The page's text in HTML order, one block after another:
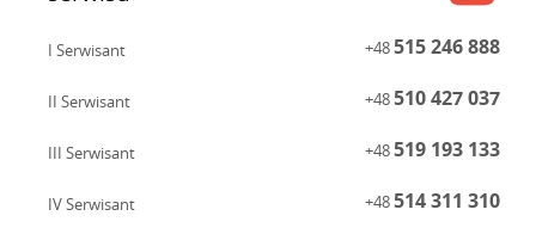
I Serwisant +48515 246 888
II Serwisant +48510 427 037
III Serwisant +48519 193 133
IV Serwisant +48514 311 310